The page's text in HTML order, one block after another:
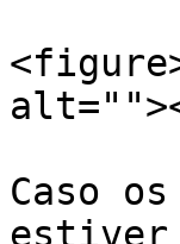
Caso
estiver